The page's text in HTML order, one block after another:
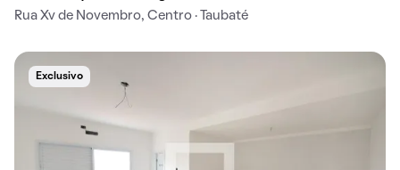
Rua Xv de Novembro, Centro · Taubaté
Exclusivo